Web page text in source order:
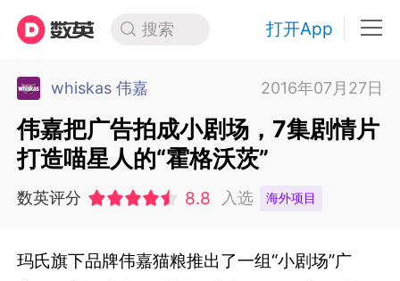
搜索 打开App
whiskas 伟嘉 2016年07月27日
伟嘉把广告拍成小剧场，7集剧情片
打造喵星人的“霍格沃茨”
数英评分 8.8 入选 海外项目
玛氏旗下品牌伟嘉猫粮推出了一组“小剧场”广